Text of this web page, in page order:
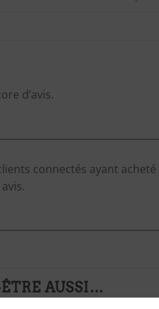
d’avis.
connectés ayant
AUSSI…